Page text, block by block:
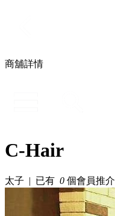
商舖詳情
C-Hair
太子 | 已有 0 個會員推介